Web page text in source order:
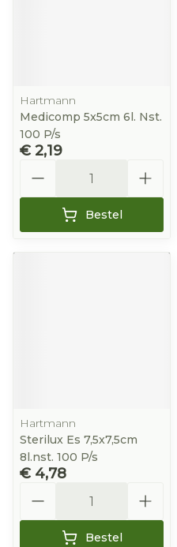
Hartmann
Medicomp 5x5cm 6l. Nst.
100 P/s
€ 2,19
Bestel
Hartmann
Sterilux Es 7,5x7,5cm
8l.nst. 100 P/s
€ 4,78
Bestel